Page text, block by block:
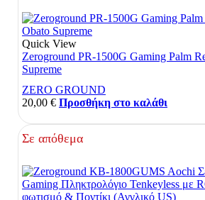
Quick View
Zeroground PR-1500G Gaming Palm
Supreme
ZERO GROUND
20,00 € Προσθήκη στο καλάθι
Σε απόθεμα